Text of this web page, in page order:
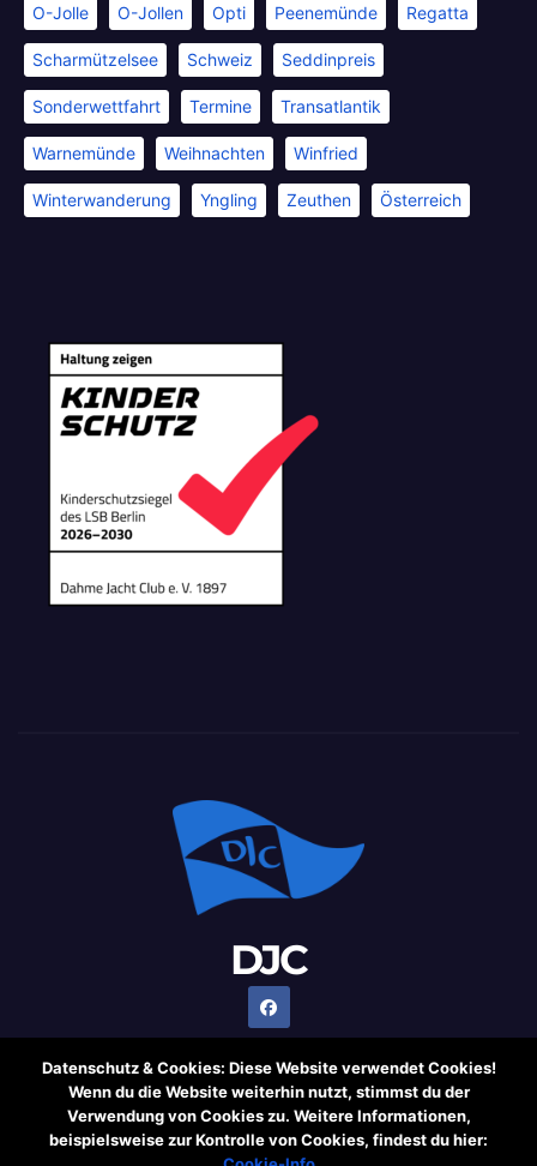
O-Jolle O-Jollen Opti Peenemünde Regatta
Scharmützelsee Schweiz Seddinpreis
Sonderwettfahrt Termine Transatlantik
Warnemünde Weihnachten Winfried
Winterwanderung Yngling Zeuthen Österreich
DJC
Stolz präsentiert von WordPress|Theme: Newsup von
Themeansar
Datenschutz & Cookies: Diese Website verwendet Cookies!
Wenn du die Website weiterhin nutzt, stimmst du der
Verwendung von Cookies zu. Weitere Informationen,
beispielsweise zur Kontrolle von Cookies, findest du hier: